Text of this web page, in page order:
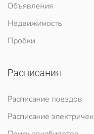
Объявления
Недвижимость
Пробки
Расписания
Расписание поездов
Расписание электричек